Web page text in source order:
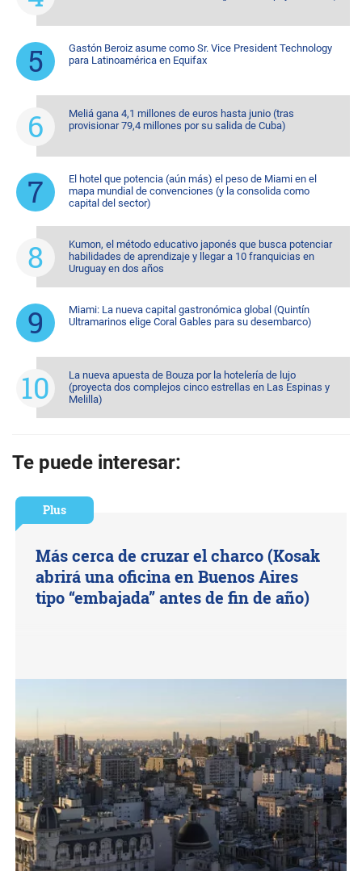
Gastón Beroiz asume como Sr. Vice President Technology
para Latinoamérica en Equifax
Meliá gana 4,1 millones de euros hasta junio (tras
provisionar 79,4 millones por su salida de Cuba)
El hotel que potencia (aún más) el peso de Miami en el
mapa mundial de convenciones (y la consolida como
capital del sector)
Kumon, el método educativo japonés que busca potenciar
habilidades de aprendizaje y llegar a 10 franquicias en
Uruguay en dos años
Miami: La nueva capital gastronómica global (Quintín
Ultramarinos elige Coral Gables para su desembarco)
La nueva apuesta de Bouza por la hotelería de lujo
(proyecta dos complejos cinco estrellas en Las Espinas y
Melilla)
Te puede interesar:
Plus
Más cerca de cruzar el charco (Kosak
abrirá una oficina en Buenos Aires
tipo “embajada” antes de fin de año)